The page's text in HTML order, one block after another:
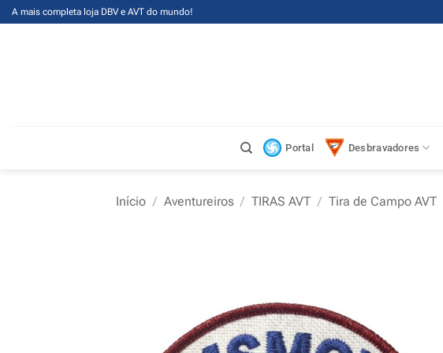
Skip
to
A mais completa loja DBV e AVT do mundo!
Portal Desbravadores
Início / Aventureiros / TIRAS AVT / Tira de Campo AVT